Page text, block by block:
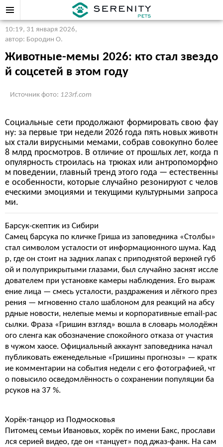
10:19, 31 января 2026,
автор: Бородин О.
Животные-мемы 2026: кто стал звездо
й соцсетей в этом году
Источник фото: 123rf.com
Социальные сети продолжают формировать свою фау
ну: за первые три недели 2026 года пять новых животн
ых стали вирусными мемами, собрав совокупно более
8 млрд просмотров. В отличие от прошлых лет, когда п
опулярность строилась на трюках или антропоморфно
м поведении, главный тренд этого года — естественны
е особенности, которые случайно резонируют с челов
еческими эмоциями и текущими культурными запроса
ми.
Барсук-скептик из Сибири
Самец барсука по кличке Гриша из заповедника «Столбы»
стал символом усталости от информационного шума. Кад
р, где он стоит на задних лапах с приподнятой верхней губ
ой и полуприкрытыми глазами, был случайно заснят иссле
дователем при установке камеры наблюдения. Его выраж
ение лица — смесь усталости, раздражения и лёгкого през
рения — мгновенно стало шаблоном для реакций на абсу
рдные новости, нелепые мемы и корпоративные email-рас
сылки. Фраза «Гришин взгляд» вошла в словарь молодёжн
ого сленга как обозначение спокойного отказа от участия
в чужом хаосе. Официальный аккаунт заповедника начал
публиковать еженедельные «Гришины прогнозы» — кратк
ие комментарии на события недели с его фотографией, чт
о повысило осведомлённость о сохранении популяции ба
рсуков на 37 %.
Хорёк-танцор из Подмосковья
Питомец семьи Ивановых, хорёк по имени Бакс, прослави
лся серией видео, где он «танцует» под джаз-фанк. На сам